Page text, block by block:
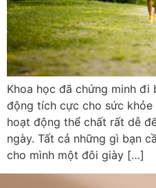
Khoa học đã chứng minh đi
động tích cực cho sức khỏe
hoạt động thể chất rất dễ
ngày. Tất cả những gì bạn
cho mình một đôi giày […]